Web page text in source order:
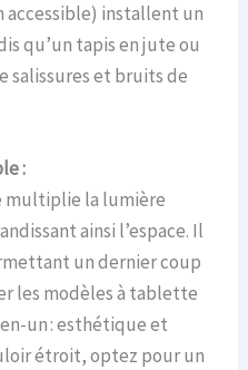
installent un
qu’un tapis en jute ou
salissures et bruits de
:
multiplie la lumière
ainsi l’espace. Il
un dernier coup
les modèles à tablette
un : esthétique et
étroit, optez pour un